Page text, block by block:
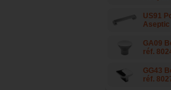
US91
Aseptic
GA09
réf.
GG43
réf.